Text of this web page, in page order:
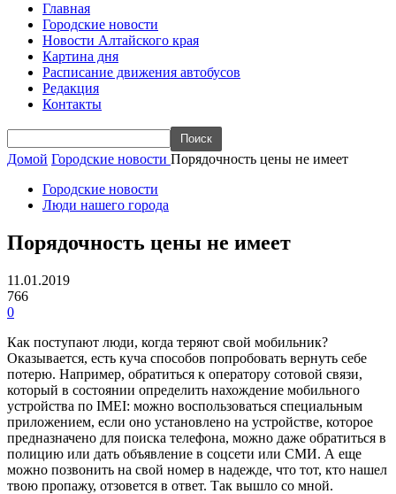
Главная
Городские новости
Новости Алтайского края
Картина дня
Расписание движения автобусов
Редакция
Контакты
Домой Городские новости Порядочность цены не имеет
Городские новости
Люди нашего города
Порядочность цены не имеет
11.01.2019
766
0
Как поступают люди, когда теряют свой мобильник?
Оказывается, есть куча способов попробовать вернуть себе
потерю. Например, обратиться к оператору сотовой связи,
который в состоянии определить нахождение мобильного
устройства по IMEI: можно воспользоваться специальным
приложением, если оно установлено на устройстве, которое
предназначено для поиска телефона, можно даже обратиться в
полицию или дать объявление в соцсети или СМИ. А еще
можно позвонить на свой номер в надежде, что тот, кто нашел
твою пропажу, отзовется в ответ. Так вышло со мной.